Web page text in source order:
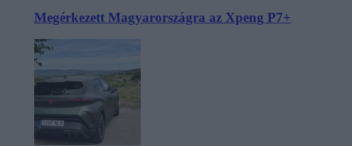
Megérkezett Magyarországra az Xpeng P7+